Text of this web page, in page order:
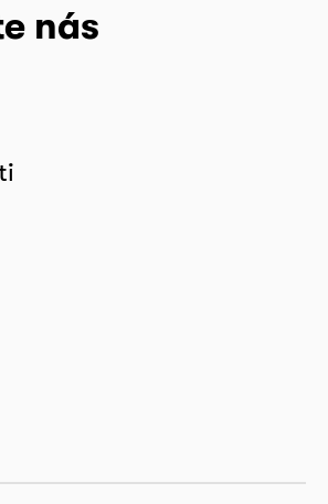
nás